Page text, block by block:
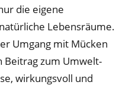
die eigene
Lebensräume.
Umgang mit Mücken
Beitrag zum Umwelt-
wirkungsvoll und